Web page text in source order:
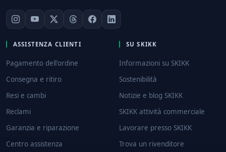
ASSISTENZA CLIENTI
Pagamento dell'ordine
Consegna e ritiro
Resi e cambi
Reclami
Garanzia e riparazione
Centro assistenza
SU SKIKK
Informazioni su SKIKK
Sostenibilità
Notizie e blog SKIKK
SKIKK attività commerciale
Lavorare presso SKIKK
Trova un rivenditore